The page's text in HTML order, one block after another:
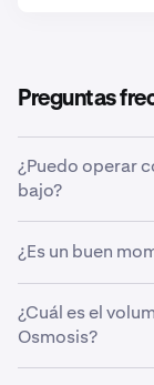
Preguntas
¿Puedo operar
bajo?
para comprar
precio más bajo.
¿Es un buen
complicado, por
dollar-cost
recurrentes,
¿Cuál es el
Osmosis?